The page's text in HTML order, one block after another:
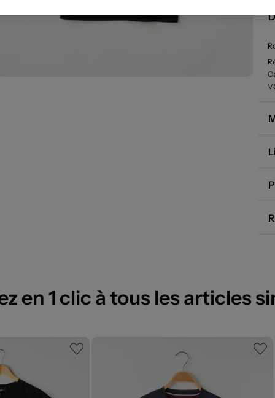
en 1 clic à tous les articles